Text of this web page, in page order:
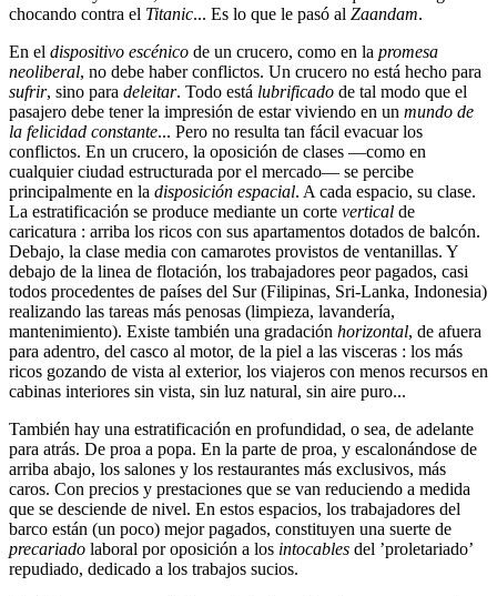
chocando contra el Titanic... Es lo que le pasó al Zaandam.
En el dispositivo escénico de un crucero, como en la promesa
neoliberal, no debe haber conflictos. Un crucero no está hecho para
sufrir, sino para deleitar. Todo está lubrificado de tal modo que el
pasajero debe tener la impresión de estar viviendo en un mundo de
la felicidad constante... Pero no resulta tan fácil evacuar los
conflictos. En un crucero, la oposición de clases —como en
cualquier ciudad estructurada por el mercado— se percibe
principalmente en la disposición espacial. A cada espacio, su clase.
La estratificación se produce mediante un corte vertical de
caricatura : arriba los ricos con sus apartamentos dotados de balcón.
Debajo, la clase media con camarotes provistos de ventanillas. Y
debajo de la linea de flotación, los trabajadores peor pagados, casi
todos procedentes de países del Sur (Filipinas, Sri-Lanka, Indonesia)
realizando las tareas más penosas (limpieza, lavandería,
mantenimiento). Existe también una gradación horizontal, de afuera
para adentro, del casco al motor, de la piel a las visceras : los más
ricos gozando de vista al exterior, los viajeros con menos recursos en
cabinas interiores sin vista, sin luz natural, sin aire puro...
También hay una estratificación en profundidad, o sea, de adelante
para atrás. De proa a popa. En la parte de proa, y escalonándose de
arriba abajo, los salones y los restaurantes más exclusivos, más
caros. Con precios y prestaciones que se van reduciendo a medida
que se desciende de nivel. En estos espacios, los trabajadores del
barco están (un poco) mejor pagados, constituyen una suerte de
precariado laboral por oposición a los intocables del ’proletariado’
repudiado, dedicado a los trabajos sucios.